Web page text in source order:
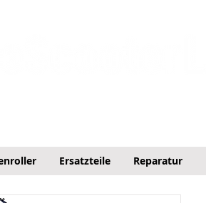
Ersatzteile Reparatur